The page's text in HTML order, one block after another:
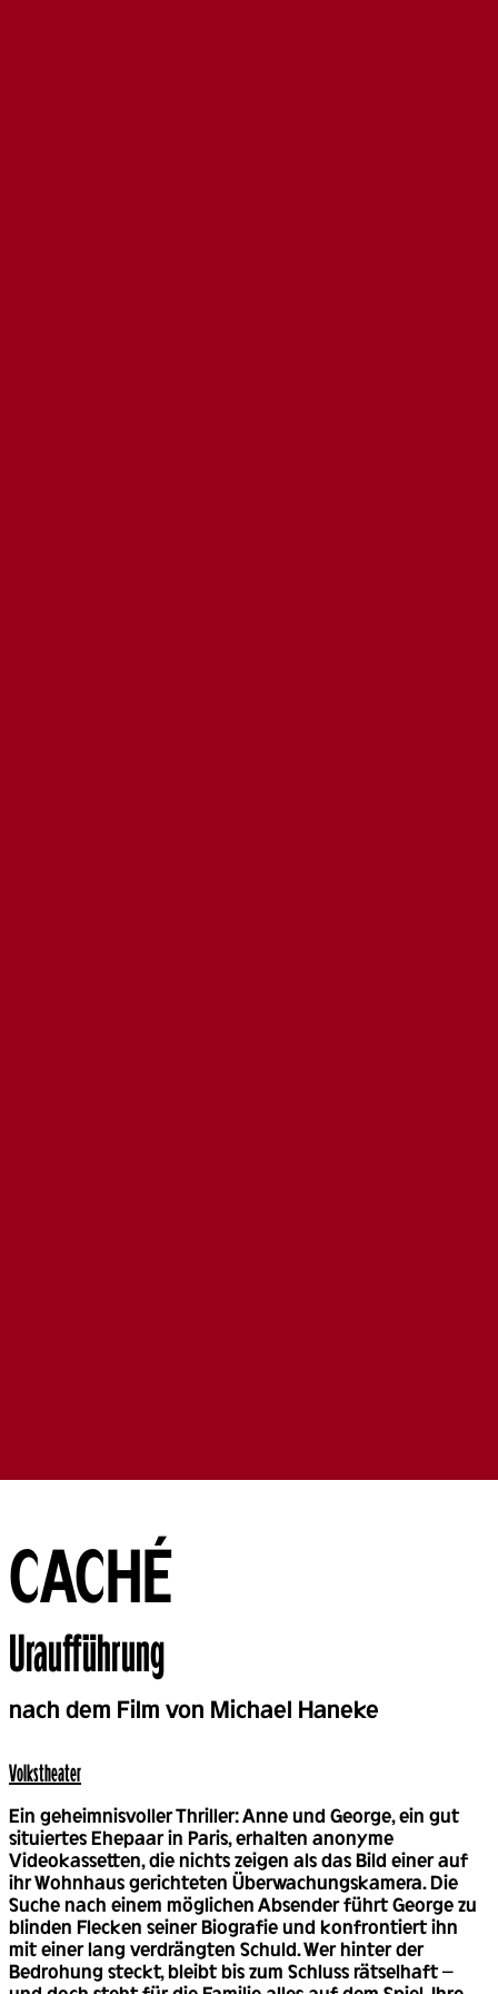
CACHÉ
Back
Uraufführung
nach dem Film von Michael Haneke
Volks­theater
Ein geheimnisvoller Thriller: Anne und George, ein gut
situiertes Ehepaar in Paris, erhalten anonyme
Videokassetten, die nichts zeigen als das Bild einer auf
ihr Wohnhaus gerichteten Überwachungskamera. Die
Suche nach einem möglichen Absender führt George zu
blinden Flecken seiner Biografie und konfrontiert ihn
mit einer lang verdrängten Schuld. Wer hinter der
Bedrohung steckt, bleibt bis zum Schluss rätselhaft –